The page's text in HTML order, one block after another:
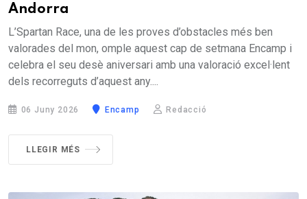
Andorra
L’Spartan Race, una de les proves d’obstacles més ben
valorades del mon, omple aquest cap de setmana Encamp i
celebra el seu desè aniversari amb una valoració excel·lent
dels recorreguts d’aquest any....
06 Juny 2026 Encamp Redacció
LLEGIR MÉS